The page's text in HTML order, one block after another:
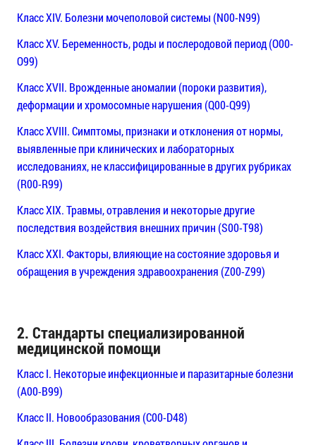
Класс XIV. Болезни мочеполовой системы (N00-N99)
Класс XV. Беременность, роды и послеродовой период (O00-
O99)
Класс XVII. Врожденные аномалии (пороки развития),
деформации и хромосомные нарушения (Q00-Q99)
Класс XVIII. Симптомы, признаки и отклонения от нормы,
выявленные при клинических и лабораторных
исследованиях, не классифицированные в других рубриках
(R00-R99)
Класс XIX. Травмы, отравления и некоторые другие
последствия воздействия внешних причин (S00-T98)
Класс XXI. Факторы, влияющие на состояние здоровья и
обращения в учреждения здравоохранения (Z00-Z99)
2. Стандарты специализированной
медицинской помощи
Класс I. Некоторые инфекционные и паразитарные болезни
(A00-B99)
Класс II. Новообразования (C00-D48)